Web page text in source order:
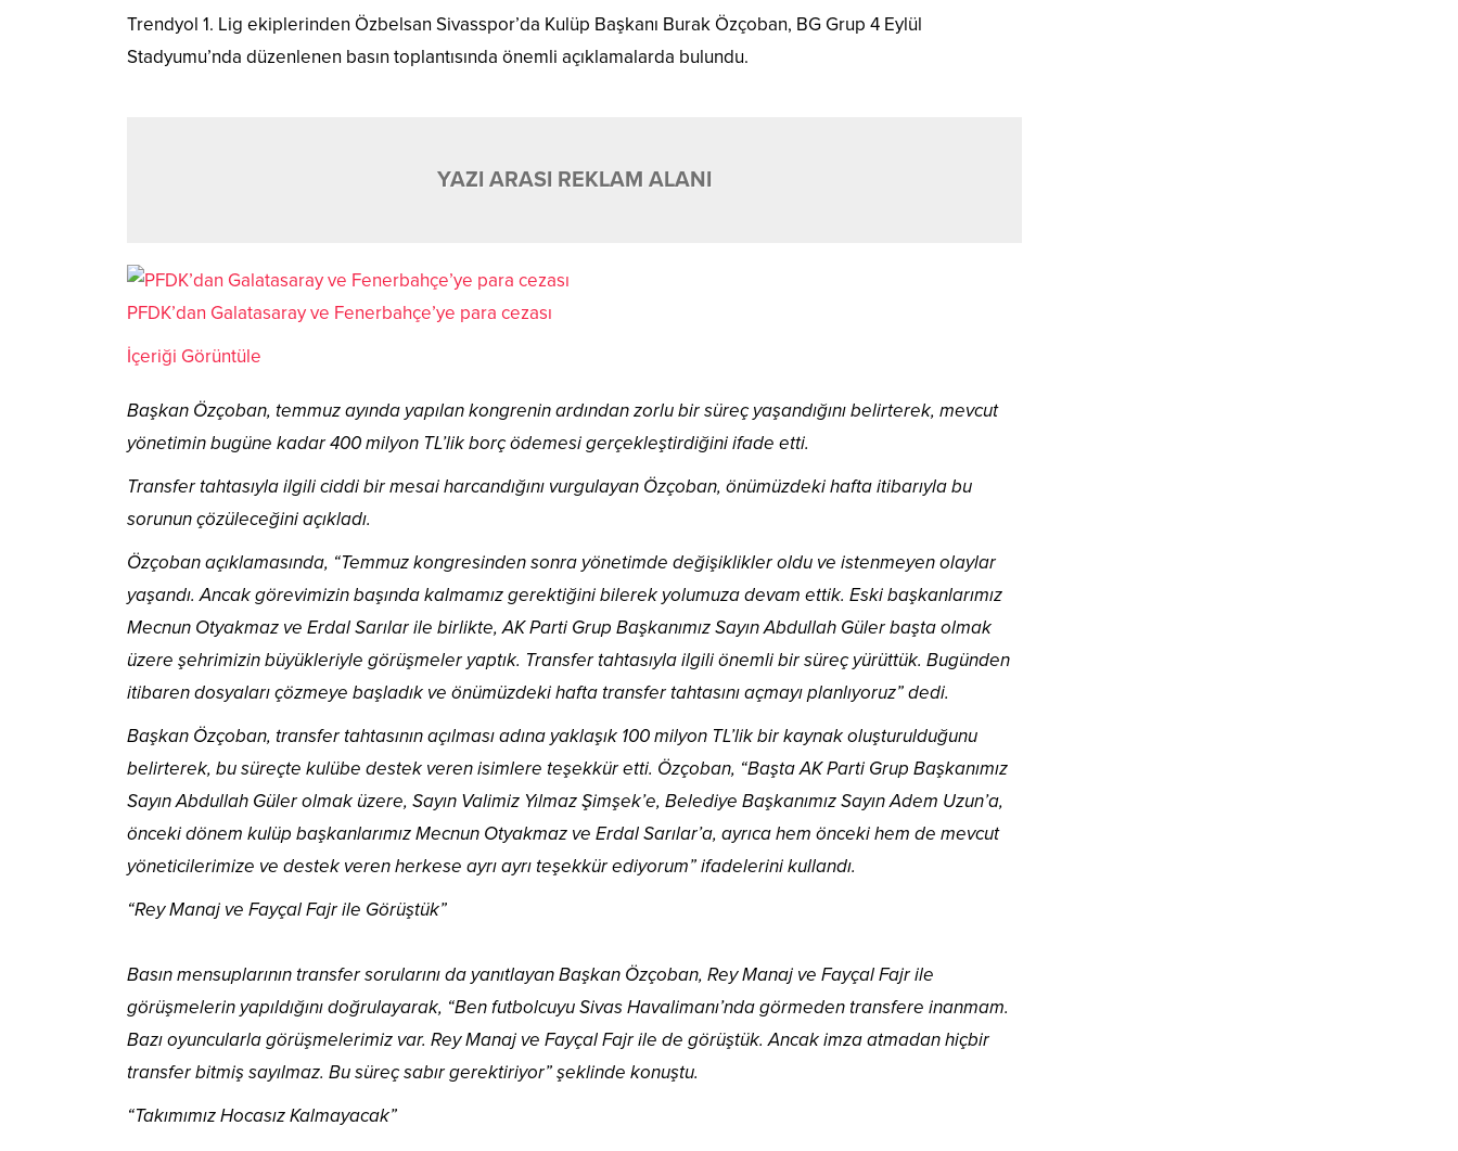
Trendyol 1. Lig ekiplerinden Özbelsan Sivasspor’da Kulüp Başkanı Burak Özçoban, BG Grup 4 Eylül
Stadyumu’nda düzenlenen basın toplantısında önemli açıklamalarda bulundu.
YAZI ARASI REKLAM ALANI
PFDK’dan Galatasaray ve Fenerbahçe’ye para cezası
İçeriği Görüntüle
Başkan Özçoban, temmuz ayında yapılan kongrenin ardından zorlu bir süreç yaşandığını belirterek, mevcut
yönetimin bugüne kadar 400 milyon TL’lik borç ödemesi gerçekleştirdiğini ifade etti.
Transfer tahtasıyla ilgili ciddi bir mesai harcandığını vurgulayan Özçoban, önümüzdeki hafta itibarıyla bu
sorunun çözüleceğini açıkladı.
Özçoban açıklamasında, “Temmuz kongresinden sonra yönetimde değişiklikler oldu ve istenmeyen olaylar
yaşandı. Ancak görevimizin başında kalmamız gerektiğini bilerek yolumuza devam ettik. Eski başkanlarımız
Mecnun Otyakmaz ve Erdal Sarılar ile birlikte, AK Parti Grup Başkanımız Sayın Abdullah Güler başta olmak
üzere şehrimizin büyükleriyle görüşmeler yaptık. Transfer tahtasıyla ilgili önemli bir süreç yürüttük. Bugünden
itibaren dosyaları çözmeye başladık ve önümüzdeki hafta transfer tahtasını açmayı planlıyoruz” dedi.
Başkan Özçoban, transfer tahtasının açılması adına yaklaşık 100 milyon TL’lik bir kaynak oluşturulduğunu
belirterek, bu süreçte kulübe destek veren isimlere teşekkür etti. Özçoban, “Başta AK Parti Grup Başkanımız
Sayın Abdullah Güler olmak üzere, Sayın Valimiz Yılmaz Şimşek’e, Belediye Başkanımız Sayın Adem Uzun’a,
önceki dönem kulüp başkanlarımız Mecnun Otyakmaz ve Erdal Sarılar’a, ayrıca hem önceki hem de mevcut
yöneticilerimize ve destek veren herkese ayrı ayrı teşekkür ediyorum” ifadelerini kullandı.
“Rey Manaj ve Fayçal Fajr ile Görüştük”
Basın mensuplarının transfer sorularını da yanıtlayan Başkan Özçoban, Rey Manaj ve Fayçal Fajr ile
görüşmelerin yapıldığını doğrulayarak, “Ben futbolcuyu Sivas Havalimanı’nda görmeden transfere inanmam.
Bazı oyuncularla görüşmelerimiz var. Rey Manaj ve Fayçal Fajr ile de görüştük. Ancak imza atmadan hiçbir
transfer bitmiş sayılmaz. Bu süreç sabır gerektiriyor” şeklinde konuştu.
“Takımımız Hocasız Kalmayacak”